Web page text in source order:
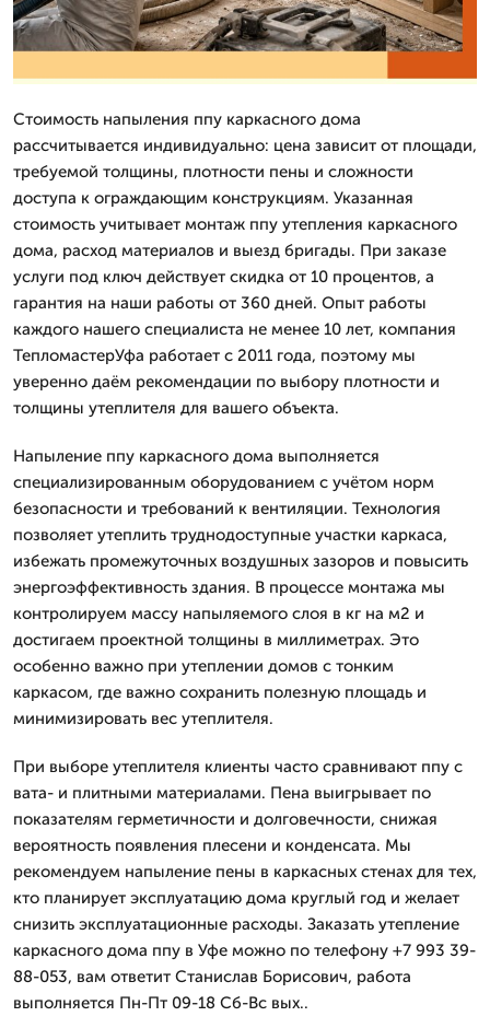
Стоимость напыления ппу каркасного дома
рассчитывается индивидуально: цена зависит от площади,
требуемой толщины, плотности пены и сложности
доступа к ограждающим конструкциям. Указанная
стоимость учитывает монтаж ппу утепления каркасного
дома, расход материалов и выезд бригады. При заказе
услуги под ключ действует скидка от 10 процентов, а
гарантия на наши работы от 360 дней. Опыт работы
каждого нашего специалиста не менее 10 лет, компания
ТепломастерУфа работает с 2011 года, поэтому мы
уверенно даём рекомендации по выбору плотности и
толщины утеплителя для вашего объекта.
Напыление ппу каркасного дома выполняется
специализированным оборудованием с учётом норм
безопасности и требований к вентиляции. Технология
позволяет утеплить труднодоступные участки каркаса,
избежать промежуточных воздушных зазоров и повысить
энергоэффективность здания. В процессе монтажа мы
контролируем массу напыляемого слоя в кг на м2 и
достигаем проектной толщины в миллиметрах. Это
особенно важно при утеплении домов с тонким
каркасом, где важно сохранить полезную площадь и
минимизировать вес утеплителя.
При выборе утеплителя клиенты часто сравнивают ппу с
вата- и плитными материалами. Пена выигрывает по
показателям герметичности и долговечности, снижая
вероятность появления плесени и конденсата. Мы
рекомендуем напыление пены в каркасных стенах для тех,
кто планирует эксплуатацию дома круглый год и желает
снизить эксплуатационные расходы. Заказать утепление
каркасного дома ппу в Уфе можно по телефону +7 993 39-
88-053, вам ответит Станислав Борисович, работа
выполняется Пн-Пт 09-18 Сб-Вс вых..